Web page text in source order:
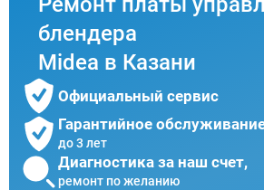
блендера
Midea в Казани
Официальный сервис
Гарантийное
до 3 лет
Диагностика за наш счет,
ремонт по желанию